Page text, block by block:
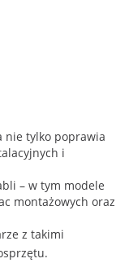
nie tylko poprawia
i
– w tym modele
montażowych oraz
z takimi